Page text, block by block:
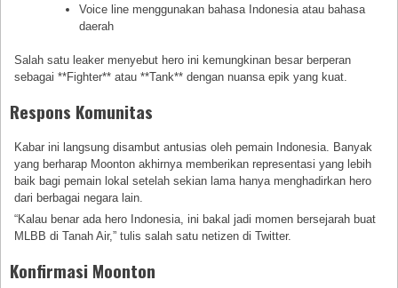
Voice line menggunakan bahasa Indonesia atau bahasa
daerah
Salah satu leaker menyebut hero ini kemungkinan besar berperan
sebagai **Fighter** atau **Tank** dengan nuansa epik yang kuat.
Respons Komunitas
Kabar ini langsung disambut antusias oleh pemain Indonesia. Banyak
yang berharap Moonton akhirnya memberikan representasi yang lebih
baik bagi pemain lokal setelah sekian lama hanya menghadirkan hero
dari berbagai negara lain.
“Kalau benar ada hero Indonesia, ini bakal jadi momen bersejarah buat
MLBB di Tanah Air,” tulis salah satu netizen di Twitter.
Konfirmasi Moonton